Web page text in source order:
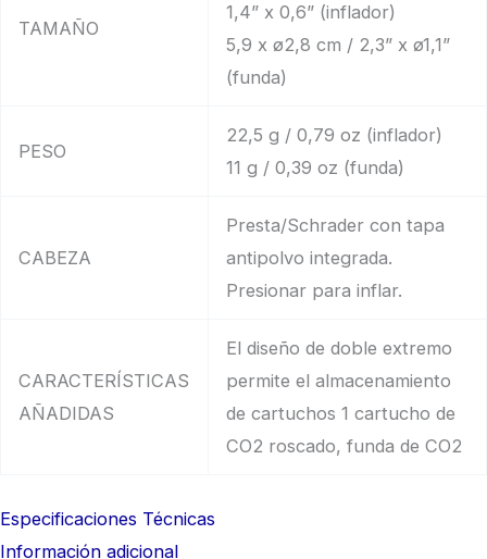
TAMAÑO
1,4” x 0,6” (inflador)
5,9 x ø2,8 cm / 2,3” x ø1,1”
(funda)
PESO
22,5 g / 0,79 oz (inflador)
11 g / 0,39 oz (funda)
CABEZA
Presta/Schrader con tapa
antipolvo integrada.
Presionar para inflar.
CARACTERÍSTICAS
AÑADIDAS
El diseño de doble extremo
permite el almacenamiento
de cartuchos 1 cartucho de
CO2 roscado, funda de CO2
Especificaciones Técnicas
Información adicional